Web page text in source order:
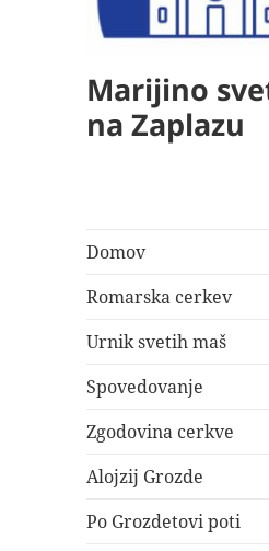
Marijino
na Zaplazu
Domov
Romarska cerkev
Urnik svetih maš
Spovedovanje
Zgodovina cerkve
Alojzij Grozde
Po Grozdetovi poti